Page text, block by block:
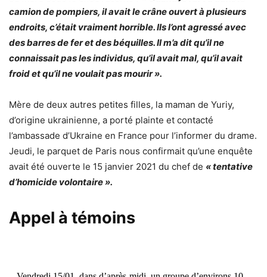
camion de pompiers, il avait le crâne ouvert à plusieurs
endroits, c’était vraiment horrible. Ils l’ont agressé avec
des barres de fer et des béquilles. Il m’a dit qu’il ne
connaissait pas les individus, qu’il avait mal, qu’il avait
froid et qu’il ne voulait pas mourir ».
Mère de deux autres petites filles, la maman de Yuriy,
d’origine ukrainienne, a porté plainte et contacté
l’ambassade d’Ukraine en France pour l’informer du drame.
Jeudi, le parquet de Paris nous confirmait qu’une enquête
avait été ouverte le 15 janvier 2021 du chef de « tentative
d’homicide volontaire ».
Appel à témoins